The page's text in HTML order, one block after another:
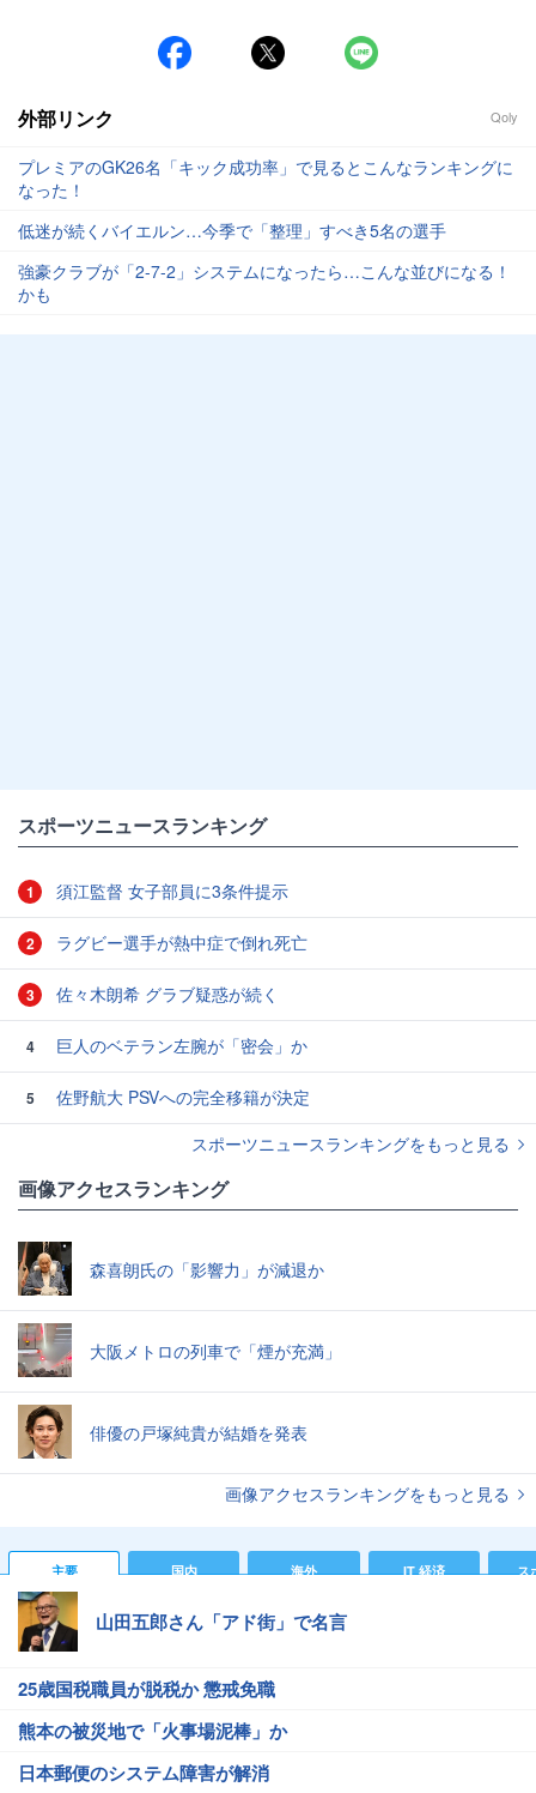
外部リンク Qoly
プレミアのGK26名「キック成功率」で見るとこんなランキングに
なった！
低迷が続くバイエルン…今季で「整理」すべき5名の選手
強豪クラブが「2-7-2」システムになったら…こんな並びになる！
かも
スポーツニュースランキング
1 須江監督 女子部員に3条件提示
2 ラグビー選手が熱中症で倒れ死亡
3 佐々木朗希 グラブ疑惑が続く
4 巨人のベテラン左腕が「密会」か
5
佐野航大 PSVへの完全移籍が決定
スポーツニュースランキングをもっと見る
画像アクセスランキング
森喜朗氏の「影響力」が減退か
大阪メトロの列車で「煙が充満」
俳優の戸塚純貴が結婚を発表
画像アクセスランキングをもっと見る
主要 国内 海外 IT 経済 ス
山田五郎さん「アド街」で名言
25歳国税職員が脱税か 懲戒免職
熊本の被災地で「火事場泥棒」か
日本郵便のシステム障害が解消